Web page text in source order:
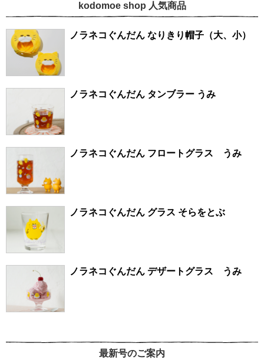
kodomoe shop 人気商品
ノラネコぐんだん なりきり帽子（大、小）
ノラネコぐんだん タンブラー うみ
ノラネコぐんだん フロートグラス うみ
ノラネコぐんだん グラス そらをとぶ
ノラネコぐんだん デザートグラス うみ
最新号のご案内